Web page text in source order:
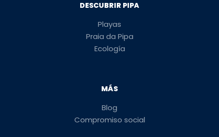
DESCUBRIR PIPA
Playas
Praia da Pipa
Ecología
MÁS
Blog
Compromiso social